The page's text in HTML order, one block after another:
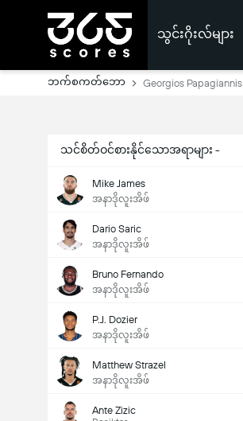
သွင်းဂိုးလ်များ
ဘက်စကတ်ဘော Georgios Papagiannis
သင်စိတ်ဝင်စားနိုင်သောအရာများ -
Mike James
အနာဒိုလူးအိဖ်
Dario Saric
အနာဒိုလူးအိဖ်
Bruno Fernando
အနာဒိုလူးအိဖ်
P.J. Dozier
အနာဒိုလူးအိဖ်
Matthew Strazel
အနာဒိုလူးအိဖ်
Ante Zizic